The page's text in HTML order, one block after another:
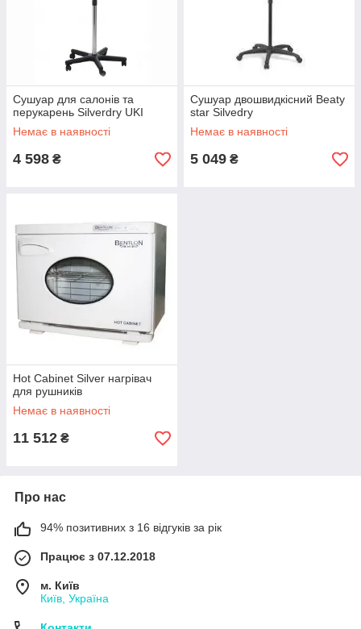
Сушуар для салонів та
перукарень Silverdry UKI
Немає в наявності
4 598 ₴
Сушуар двошвидкісний Beaty
star Silvedry
Немає в наявності
5 049 ₴
Hot Cabinet Silver нагрівач
для рушників
Немає в наявності
11 512 ₴
Про нас
94% позитивних з 16 відгуків за рік
Працює з 07.12.2018
м. Київ
Київ, Україна